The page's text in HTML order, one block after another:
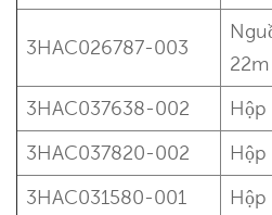
3HAC026787-003
22m
3HAC037638-002
Hộp
3HAC037820-002
Hộp
3HAC031580-001
Hộp